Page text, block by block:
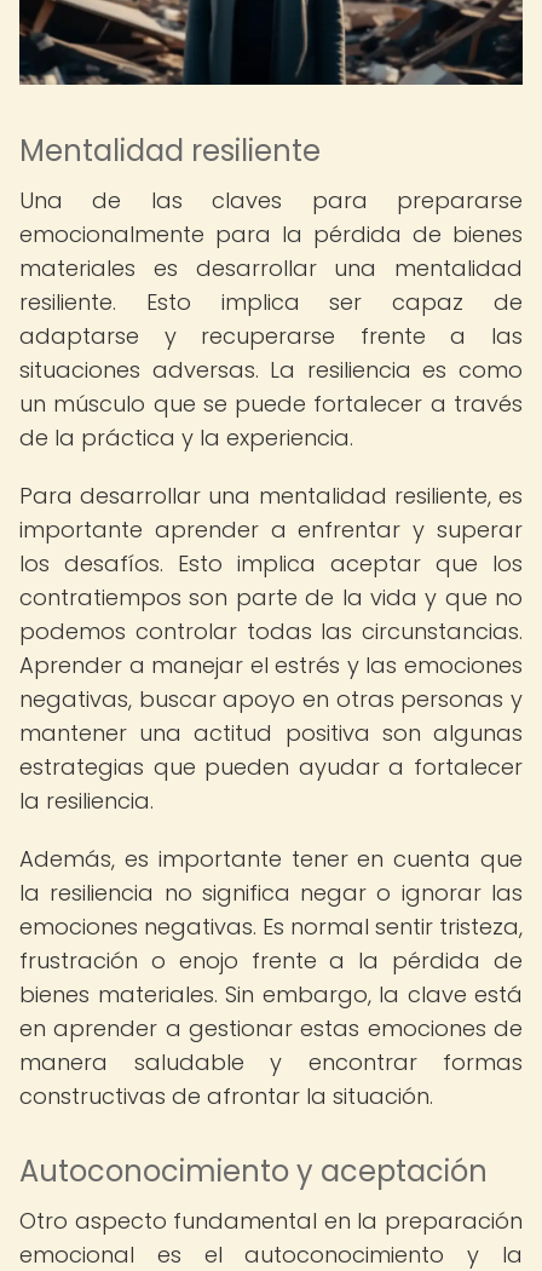
Mentalidad resiliente
Una de las claves para prepararse
emocionalmente para la pérdida de bienes
materiales es desarrollar una mentalidad
resiliente. Esto implica ser capaz de
adaptarse y recuperarse frente a las
situaciones adversas. La resiliencia es como
un músculo que se puede fortalecer a través
de la práctica y la experiencia.
Para desarrollar una mentalidad resiliente, es
importante aprender a enfrentar y superar
los desafíos. Esto implica aceptar que los
contratiempos son parte de la vida y que no
podemos controlar todas las circunstancias.
Aprender a manejar el estrés y las emociones
negativas, buscar apoyo en otras personas y
mantener una actitud positiva son algunas
estrategias que pueden ayudar a fortalecer
la resiliencia.
Además, es importante tener en cuenta que
la resiliencia no significa negar o ignorar las
emociones negativas. Es normal sentir tristeza,
frustración o enojo frente a la pérdida de
bienes materiales. Sin embargo, la clave está
en aprender a gestionar estas emociones de
manera saludable y encontrar formas
constructivas de afrontar la situación.
Autoconocimiento y aceptación
Otro aspecto fundamental en la preparación
emocional es el autoconocimiento y la